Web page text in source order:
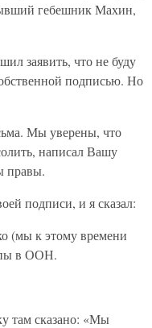
гебешник Махин,
заявить, что не буду
подписью. Но
Мы уверены, что
написал Вашу
правы.
подписи, и я сказал:
(мы к этому времени
в ООН.
там сказано: «Мы